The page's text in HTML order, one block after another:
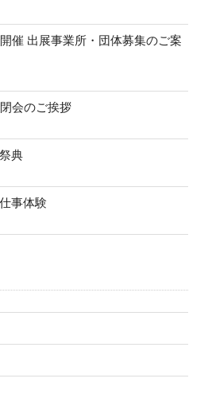
催 出展事業所・団体募集のご案
会のご挨拶
典
事体験